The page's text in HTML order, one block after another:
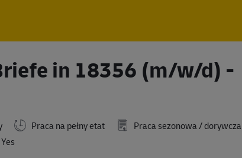
in 18356 (m/w/d) -
Praca na pełny etat
Praca sezonowa / dorywcza
Yes